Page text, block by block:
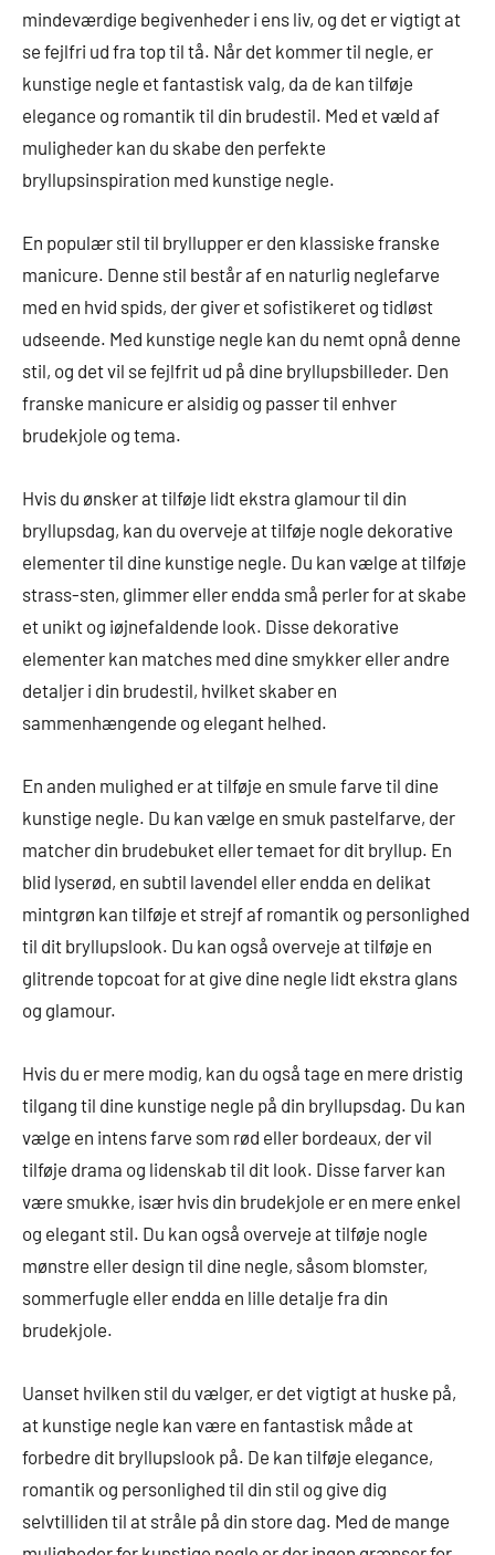
mindeværdige begivenheder i ens liv, og det er vigtigt at
se fejlfri ud fra top til tå. Når det kommer til negle, er
kunstige negle et fantastisk valg, da de kan tilføje
elegance og romantik til din brudestil. Med et væld af
muligheder kan du skabe den perfekte
bryllupsinspiration med kunstige negle.
En populær stil til bryllupper er den klassiske franske
manicure. Denne stil består af en naturlig neglefarve
med en hvid spids, der giver et sofistikeret og tidløst
udseende. Med kunstige negle kan du nemt opnå denne
stil, og det vil se fejlfrit ud på dine bryllupsbilleder. Den
franske manicure er alsidig og passer til enhver
brudekjole og tema.
Hvis du ønsker at tilføje lidt ekstra glamour til din
bryllupsdag, kan du overveje at tilføje nogle dekorative
elementer til dine kunstige negle. Du kan vælge at tilføje
strass-sten, glimmer eller endda små perler for at skabe
et unikt og iøjnefaldende look. Disse dekorative
elementer kan matches med dine smykker eller andre
detaljer i din brudestil, hvilket skaber en
sammenhængende og elegant helhed.
En anden mulighed er at tilføje en smule farve til dine
kunstige negle. Du kan vælge en smuk pastelfarve, der
matcher din brudebuket eller temaet for dit bryllup. En
blid lyserød, en subtil lavendel eller endda en delikat
mintgrøn kan tilføje et strejf af romantik og personlighed
til dit bryllupslook. Du kan også overveje at tilføje en
glitrende topcoat for at give dine negle lidt ekstra glans
og glamour.
Hvis du er mere modig, kan du også tage en mere dristig
tilgang til dine kunstige negle på din bryllupsdag. Du kan
vælge en intens farve som rød eller bordeaux, der vil
tilføje drama og lidenskab til dit look. Disse farver kan
være smukke, især hvis din brudekjole er en mere enkel
og elegant stil. Du kan også overveje at tilføje nogle
mønstre eller design til dine negle, såsom blomster,
sommerfugle eller endda en lille detalje fra din
brudekjole.
Uanset hvilken stil du vælger, er det vigtigt at huske på,
at kunstige negle kan være en fantastisk måde at
forbedre dit bryllupslook på. De kan tilføje elegance,
romantik og personlighed til din stil og give dig
selvtilliden til at stråle på din store dag. Med de mange